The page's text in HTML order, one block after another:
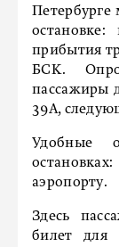
Петербурге
прибытия
БСК.
пассажиры
39А,
Удобные
аэропорту.
Здесь
билет для